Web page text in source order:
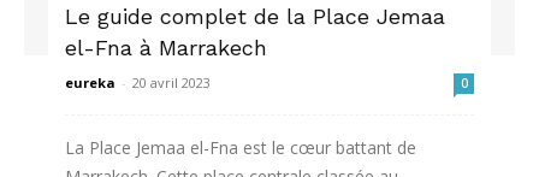
Le guide complet de la Place Jemaa
el-Fna à Marrakech
eureka - 20 avril 2023 0
La Place Jemaa el-Fna est le cœur battant de